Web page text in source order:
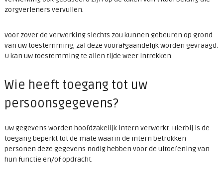
zorgverleners vervullen.
Voor zover de verwerking slechts zou kunnen gebeuren op grond
van uw toestemming, zal deze voorafgaandelijk worden gevraagd.
U kan uw toestemming te allen tijde weer intrekken.
Wie heeft toegang tot uw
persoonsgegevens?
Uw gegevens worden hoofdzakelijk intern verwerkt. Hierbij is de
toegang beperkt tot de mate waarin de intern betrokken
personen deze gegevens nodig hebben voor de uitoefening van
hun functie en/of opdracht.